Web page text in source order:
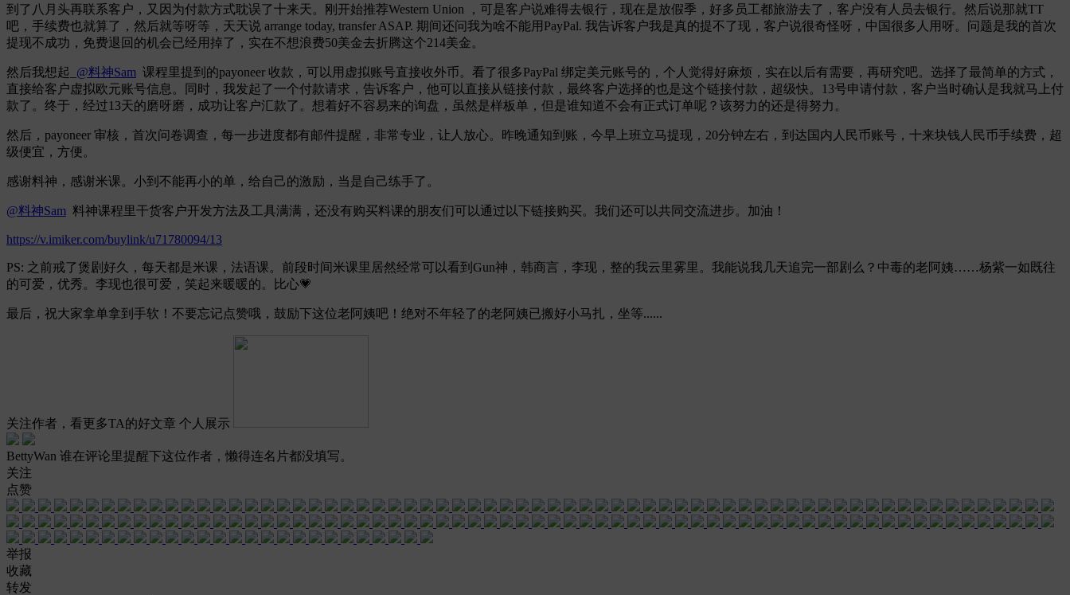
到了八月头再联系客户，又因为付款方式耽误了十来天。刚开始推荐Western Union ，可是客户说难得去银行，现在是放假季，好多员工都旅游去了，客户没有人员去银行。然后说那就TT
吧，手续费也就算了，然后就等呀等，天天说 arrange today, transfer ASAP. 期间还问我为啥不能用PayPal. 我告诉客户我是真的提不了现，客户说很奇怪呀，中国很多人用呀。问题是我的首次
提现不成功，免费退回的机会已经用掉了，实在不想浪费50美金去折腾这个214美金。
然后我想起_ @料神Sam 课程里提到的payoneer 收款，可以用虚拟账号直接收外币。看了很多PayPal 绑定美元账号的，个人觉得好麻烦，实在以后有需要，再研究吧。选择了最简单的方式，
直接给客户虚拟欧元账号信息。同时，我发起了一个付款请求，告诉客户，他可以直接从链接付款，最终客户选择的也是这个链接付款，超级快。13号申请付款，客户当时确认是我就马上付
款了。终于，经过13天的磨呀磨，成功让客户汇款了。想着好不容易来的询盘，虽然是样板单，但是谁知道不会有正式订单呢？该努力的还是得努力。
然后，payoneer 审核，首次问卷调查，每一步进度都有邮件提醒，非常专业，让人放心。昨晚通知到账，今早上班立马提现，20分钟左右，到达国内人民币账号，十来块钱人民币手续费，超
级便宜，方便。
感谢料神，感谢米课。小到不能再小的单，给自己的激励，当是自己练手了。
@料神Sam 料神课程里干货客户开发方法及工具满满，还没有购买料课的朋友们可以通过以下链接购买。我们还可以共同交流进步。加油！
https://v.imiker.com/buylink/u71780094/13
​PS: 之前戒了煲剧好久，每天都是米课，法语课。前段时间米课里居然经常可以看到Gun神，韩商言，李现，整的我云里雾里。我能说我几天追完一部剧么？中毒的老阿姨……杨紫一如既往
的可爱，优秀。李现也很可爱，笑起来暖暖的。比心💗
最后，祝大家拿单拿到手软！不要忘记点赞哦，鼓励下这位老阿姨吧！绝对不年轻了的老阿姨已搬好小马扎，坐等......
关注作者，看更多TA的好文章 个人展示
BettyWan 谁在评论里提醒下这位作者，懒得连名片都没填写。
关注
点赞
举报
收藏
转发